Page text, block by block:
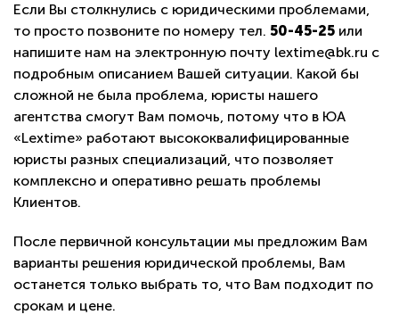
Если Вы столкнулись с юридическими проблемами,
то просто позвоните по номеру тел. 50-45-25 или
напишите нам на электронную почту lextime@bk.ru с
подробным описанием Вашей ситуации. Какой бы
сложной не была проблема, юристы нашего
агентства смогут Вам помочь, потому что в ЮА
«Lextime» работают высококвалифицированные
юристы разных специализаций, что позволяет
комплексно и оперативно решать проблемы
Клиентов.
После первичной консультации мы предложим Вам
варианты решения юридической проблемы, Вам
останется только выбрать то, что Вам подходит по
срокам и цене.